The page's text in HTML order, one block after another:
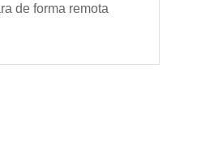
de forma remota